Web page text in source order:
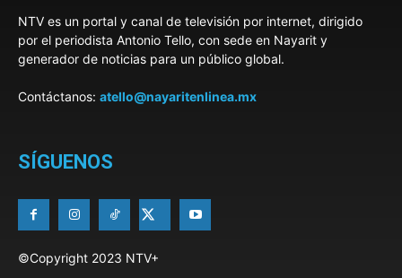
NTV es un portal y canal de televisión por internet, dirigido
por el periodista Antonio Tello, con sede en Nayarit y
generador de noticias para un público global.
Contáctanos: atello@nayaritenlinea.mx
SÍGUENOS
©Copyright 2023 NTV+